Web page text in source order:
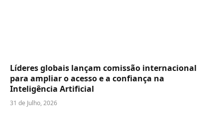
Líderes globais lançam comissão internacional
para ampliar o acesso e a confiança na
Inteligência Artificial
31 de Julho, 2026